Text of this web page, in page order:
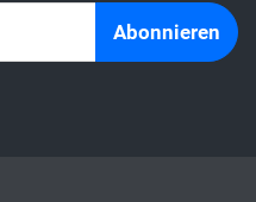
Abonnieren